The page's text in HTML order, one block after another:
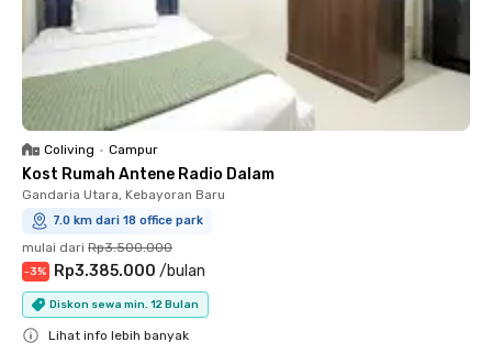
Coliving • Campur
Kost Rumah Antene Radio Dalam
Gandaria Utara, Kebayoran Baru
7.0 km dari 18 office park
mulai dari Rp3.500.000
-3% Rp3.385.000 /bulan
Diskon sewa min. 12 Bulan
Lihat info lebih banyak